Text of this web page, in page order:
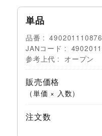
単品
品番
JANコード
参考上代
オープン
販売価格
（単価 × 入数）
注文数